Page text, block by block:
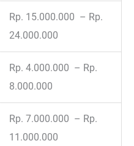
Rp. 15.000.000 – Rp.
24.000.000
Rp. 4.000.000 – Rp.
8.000.000
Rp. 7.000.000 – Rp.
11.000.000